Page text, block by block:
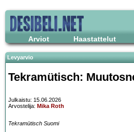
Arviot Haastattelut
Levyarvio
Tekramütisch:
Julkaistu: 15.06.2026
Arvostelija: Mika Roth
Tekramütisch Suomi